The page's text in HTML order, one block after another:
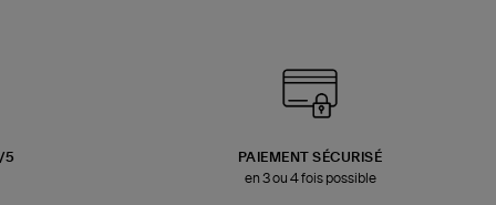
5
PAIEMENT SÉCURISÉ
en 3 ou 4 fois possible